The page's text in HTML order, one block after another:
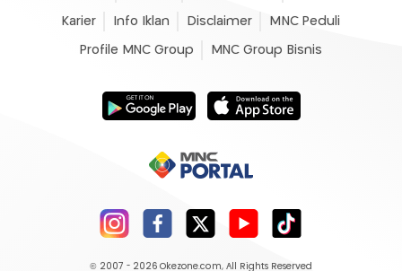
Karier Info Iklan Disclaimer MNC Peduli
Profile MNC Group MNC Group Bisnis
© 2007 - 2026 Okezone.com, All Rights Reserved